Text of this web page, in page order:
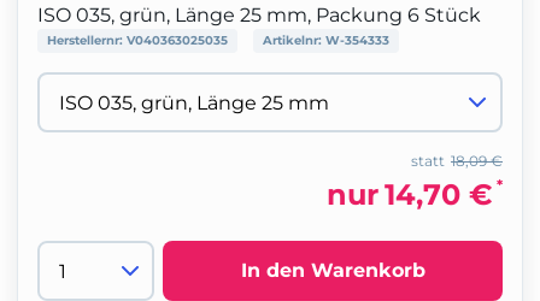
ISO 035, grün, Länge 25 mm, Packung 6 Stück
Herstellernr: V040363025035 Artikelnr: W-354333
18,09 €
statt
nur14,70 € *
In den Warenkorb